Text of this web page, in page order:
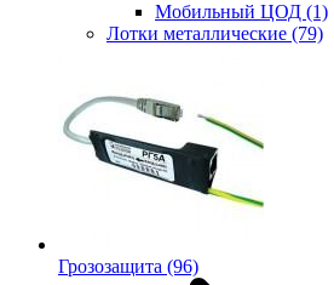
Мобильный ЦОД (1)
Лотки металлические (79)
Грозозащита (96)